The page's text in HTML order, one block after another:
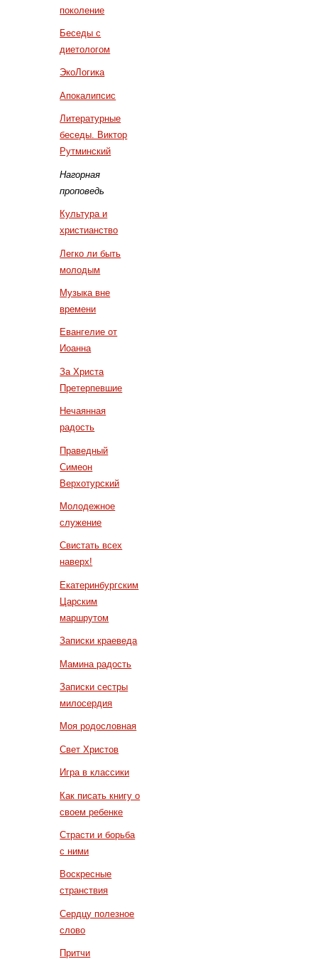
поколение
Беседы с
диетологом
ЭкоЛогика
Апокалипсис
Литературные
беседы. Виктор
Рутминский
Нагорная
проповедь
Культура и
христианство
Легко ли быть
молодым
Музыка вне
времени
Евангелие от
Иоанна
За Христа
Претерпевшие
Нечаянная
радость
Праведный
Симеон
Верхотурский
Молодежное
служение
Свистать всех
наверх!
Екатеринбургским
Царским
маршрутом
Записки краеведа
Мамина радость
Записки сестры
милосердия
Моя родословная
Свет Христов
Игра в классики
Как писать книгу о
своем ребенке
Страсти и борьба
с ними
Воскресные
странствия
Сердцу полезное
слово
Притчи